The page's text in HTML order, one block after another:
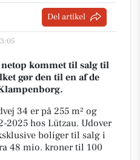
Del artikel
kommet til salg til
gør den til en af de
34 er på 255 m² og
2025 hos Lützau. Udover
boliger til salg i
48 mio. kroner til 100